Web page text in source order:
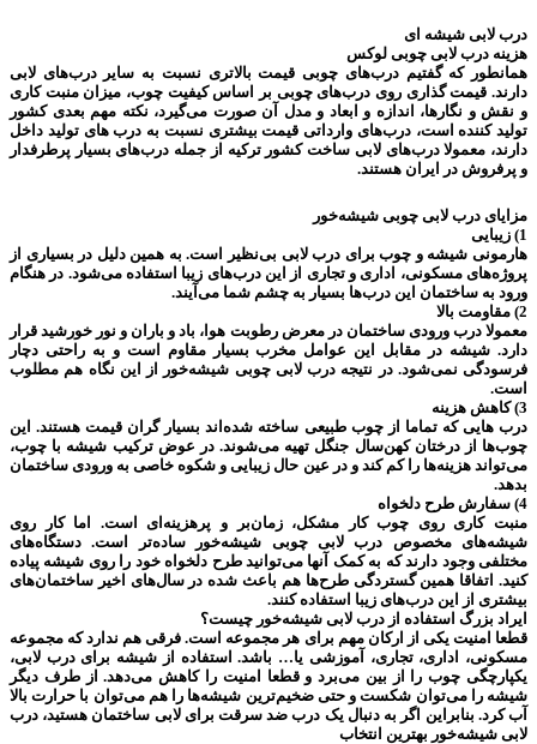
درب لابی شیشه ای
هزینه درب لابی چوبی لوکس
همانطور که گفتیم درب‌های چوبی قیمت بالاتری نسبت به سایر درب‌های لابی
دارند. قیمت گذاری روی درب‌های چوبی بر اساس کیفیت چوب، میزان منبت کاری
و نقش و نگارها، اندازه و ابعاد و مدل آن صورت می‌گیرد، نکته مهم بعدی کشور
تولید کننده است، درب‌های وارداتی قیمت بیشتری نسبت به درب های تولید داخل
دارند، معمولا درب‌های لابی ساخت کشور ترکیه از جمله درب‌های بسیار پرطرفدار
و پرفروش در ایران هستند.
مزایای درب لابی چوبی شیشه‌خور
1) زیبایی
هارمونی شیشه و چوب برای درب لابی بی‌نظیر است. به همین دليل در بسیاری از
پروژه‌های مسکونی، اداری و تجاری از این درب‌های زیبا استفاده می‌شود. در هنگام
ورود به ساختمان این درب‌ها بسیار به چشم شما می‌آیند.
2) مقاومت بالا
معمولا درب ورودی ساختمان در معرض رطوبت هوا، باد و باران و نور خورشید قرار
دارد. شیشه در مقابل این عوامل مخرب بسیار مقاوم است و به راحتی دچار
فرسودگی نمی‌شود. در نتیجه درب لابی چوبی شیشه‌خور از این نگاه هم مطلوب
است.
3) کاهش هزینه
درب هایی که تماما از چوب طبیعی ساخته شده‌اند بسیار گران قیمت هستند. این
چوب‌ها از درختان کهن‌سال جنگل تهیه می‌شوند. در عوض ترکیب شیشه با چوب،
می‌تواند هزینه‌ها را کم کند و در عین حال زیبایی و شکوه خاصی به ورودی ساختمان
بدهد.
4) سفارش طرح دلخواه
منبت کاری روی چوب کار مشکل، زمان‌بر و پر‌هزینه‌ای است. اما کار روی
شیشه‌های مخصوص درب لابی چوبی شیشه‌خور ساده‎‌تر است. دستگاه‌های
مختلفی وجود دارند که به کمک آنها می‌توانید طرح دلخواه خود را روی شیشه پیاده
کنید. اتفاقا همین گستردگی طرح‌ها هم باعث شده در سال‌های اخیر ساختمان‌های
بیشتری از این درب‌های زیبا استفاده کنند.
ایراد بزرگ استفاده از درب لابی شیشه‌خور چیست؟
قطعا امنیت یکی از ارکان مهم برای هر مجموعه است. فرقی هم ندارد که مجموعه
مسکونی، اداری، تجاری، آموزشی یا… باشد‌. استفاده از شیشه برای درب لابی،
یکپارچگی چوب را از بین می‌برد و قطعا امنیت را کاهش می‌دهد. از طرف دیگر
شیشه را می‌توان شکست و حتی ضخیم‌ترین شیشه‌ها را هم می‌توان با حرارت بالا
آب کرد. بنابراین اگر به دنبال یک درب ضد سرقت برای لابی ساختمان هستید، درب
لابی شیشه‌خور بهترین انتخاب